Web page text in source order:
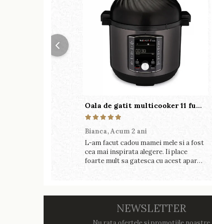
Oala de gatit multicooker 11 functii Instant Pot Pro Crisp 8 + Air Fryer 7.6 lt
Bianca,Acum 2 ani
L-am facut cadou mamei mele si a fost
cea mai inspirata alegere. Ii place
foarte mult sa gatesca cu acest aparat,
NEWSLETTER